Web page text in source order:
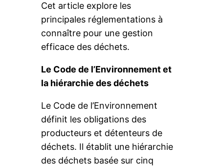
Cet article explore les
principales réglementations à
connaître pour une gestion
efficace des déchets.
Le Code de l’Environnement et
la hiérarchie des déchets
Le Code de l’Environnement
définit les obligations des
producteurs et détenteurs de
déchets. Il établit une hiérarchie
des déchets basée sur cinq